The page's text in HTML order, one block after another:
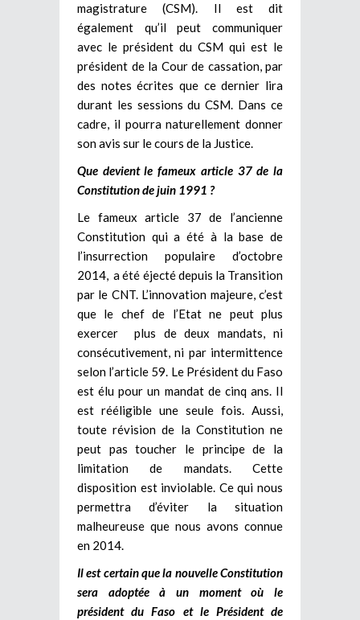
magistrature (CSM). Il est dit
également qu’il peut communiquer
avec le président du CSM qui est le
président de la Cour de cassation, par
des notes écrites que ce dernier lira
durant les sessions du CSM. Dans ce
cadre, il pourra naturellement donner
son avis sur le cours de la Justice.
Que devient le fameux article 37 de la
Constitution de juin 1991 ?
Le fameux article 37 de l’ancienne
Constitution qui a été à la base de
l’insurrection populaire d’octobre
2014, a été éjecté depuis la Transition
par le CNT. L’innovation majeure, c’est
que le chef de l’Etat ne peut plus
exercer plus de deux mandats, ni
consécutivement, ni par intermittence
selon l’article 59. Le Président du Faso
est élu pour un mandat de cinq ans. Il
est rééligible une seule fois. Aussi,
toute révision de la Constitution ne
peut pas toucher le principe de la
limitation de mandats. Cette
disposition est inviolable. Ce qui nous
permettra d’éviter la situation
malheureuse que nous avons connue
en 2014.
Il est certain que la nouvelle Constitution
sera adoptée à un moment où le
président du Faso et le Président de